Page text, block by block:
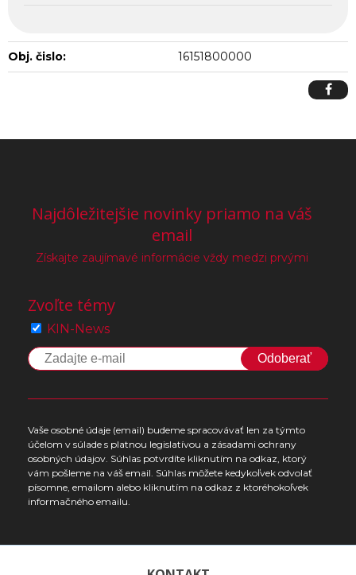
Obj. čislo: 16151800000
Najdôležitejšie novinky priamo na váš
email
Získajte zaujímavé informácie vždy medzi prvými
Zvoľte témy
KIN-News
Odoberať
Vaše osobné údaje (email) budeme spracovávať len za týmto
účelom v súlade s platnou legislatívou a zásadami ochrany
osobných údajov. Súhlas potvrdíte kliknutím na odkaz, ktorý
vám pošleme na váš email. Súhlas môžete kedykoľvek odvolať
písomne, emailom alebo kliknutím na odkaz z ktoréhokoľvek
informačného emailu.